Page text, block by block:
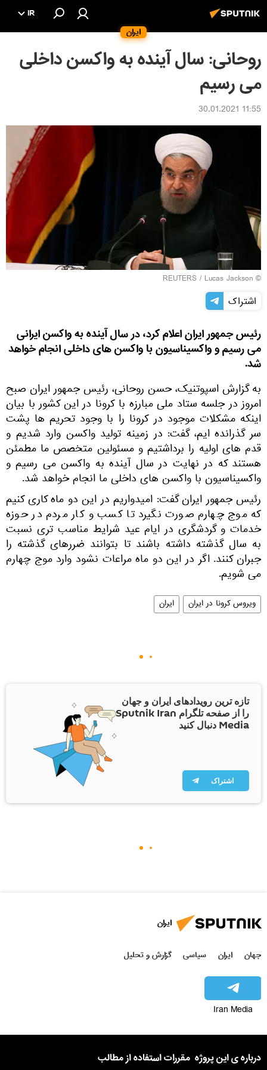
ایران
IR
روحانی: سال آینده به واکسن داخلی
می رسیم
11:55 30.01.2021
©
REUTERS / Lucas Jackson
اشتراک
رئیس‌ جمهور ایران اعلام کرد، در سال آینده به واکسن ایرانی
می ‌رسیم و واکسیناسیون با واکسن های داخلی انجام خواهد
شد.
به گزارش اسپوتنیک، حسن روحانی، رئیس ‌جمهور ایران صبح
امروز در جلسه ستاد ملی مبارزه با کرونا در این کشور با بیان
اینکه مشکلات موجود در کرونا را با وجود تحریم ‌ها پشت
سر گذرانده‌ ایم، گفت: در زمینه تولید واکسن وارد شدیم و
قدم ‌های اولیه را برداشتیم و مسئولین متخصص ما مطمئن
هستند که در نهایت در سال آینده به واکسن می ‌رسیم و
واکسیناسیون با واکسن‌ های داخلی ما انجام خواهد شد.
رئیس ‌جمهور ایران گفت: امیدواریم در این دو ماه کاری کنیم
که موج چهارم صورت نگیرد تا کسب و کار مردم در حوزه
خدمات و گردشگری در ایام عید شرایط مناسب تری نسبت
به سال گذشته داشته باشند تا بتوانند ضررهای گذشته را
جبران کنند. اگر در این دو ماه مراعات نشود وارد موج چهارم
می ‌شویم.
ویروس کرونا در ایران ایران
تازه ترین رویدادهای ایران و جهان
را از صفحه تلگرام Sputnik Iran
Media دنبال کنید
اشتراک
ایران
جهان ایران سیاسی گزارش و تحلیل
Iran Media
درباره ی این پروژه مقررات استفاده از مطالب